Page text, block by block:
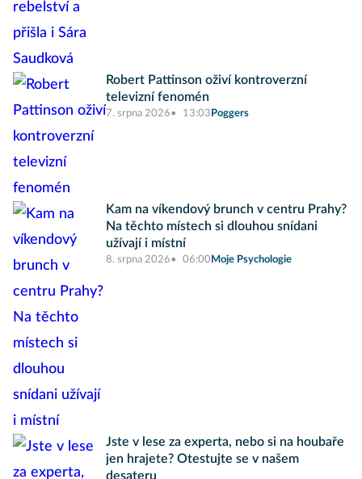
Robert Pattinson oživí kontroverzní
televizní fenomén
7. srpna 2026 13:03 Poggers
Kam na víkendový brunch v centru Prahy?
Na těchto místech si dlouhou snídani
užívají i místní
8. srpna 2026 06:00 Moje Psychologie
Jste v lese za experta, nebo si na houbaře
jen hrajete? Otestujte se v našem
desateru